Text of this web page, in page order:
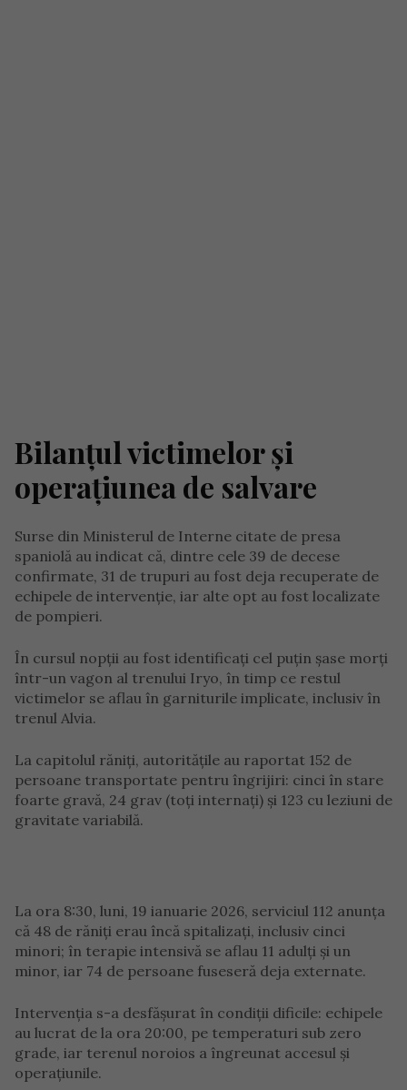
Bilanțul victimelor și
operațiunea de salvare
Surse din Ministerul de Interne citate de presa
spaniolă au indicat că, dintre cele 39 de decese
confirmate, 31 de trupuri au fost deja recuperate de
echipele de intervenție, iar alte opt au fost localizate
de pompieri.
În cursul nopții au fost identificați cel puțin șase morți
într-un vagon al trenului Iryo, în timp ce restul
victimelor se aflau în garniturile implicate, inclusiv în
trenul Alvia.
La capitolul răniți, autoritățile au raportat 152 de
persoane transportate pentru îngrijiri: cinci în stare
foarte gravă, 24 grav (toți internați) și 123 cu leziuni de
gravitate variabilă.
La ora 8:30, luni, 19 ianuarie 2026, serviciul 112 anunța
că 48 de răniți erau încă spitalizați, inclusiv cinci
minori; în terapie intensivă se aflau 11 adulți și un
minor, iar 74 de persoane fuseseră deja externate.
Intervenția s-a desfășurat în condiții dificile: echipele
au lucrat de la ora 20:00, pe temperaturi sub zero
grade, iar terenul noroios a îngreunat accesul și
operațiunile.